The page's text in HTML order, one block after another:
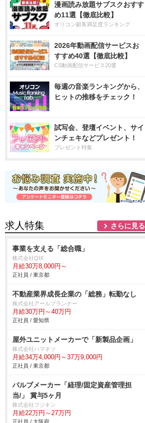
漫画読み放題サブスクおすす
め11選【徹底比較】
オリコン顧客満足度ランキング
2026年動画配信サービスお
すすめ40選【徹底比較】
CS動画配信サービス20選
毎週の音楽ランキングから、
ヒットの推移をチェック！
試写会、登壇イベント、サイ
ンチェキなどプレゼント！
プレゼント特集
求人特集 さらに見る
事業を支える「総合職」
株式会社QIX
月給30万8,000円～
正社員 / 東京都
不動産業界成長企業の「総務」転勤なし
株式会社アールプランナー
月給30万円～40万円
正社員 / 愛知県
屋外ユニットメーカーで「新製品企画」
株式会社ハマネツ
月給34万4,000円～37万9,000円
正社員 / 東京都
バルブメーカー「経理/固定資産管理担
当/」 賞与5ヶ月
株式会社フジキン
月給22万円～27万円
正社員 / 大阪府